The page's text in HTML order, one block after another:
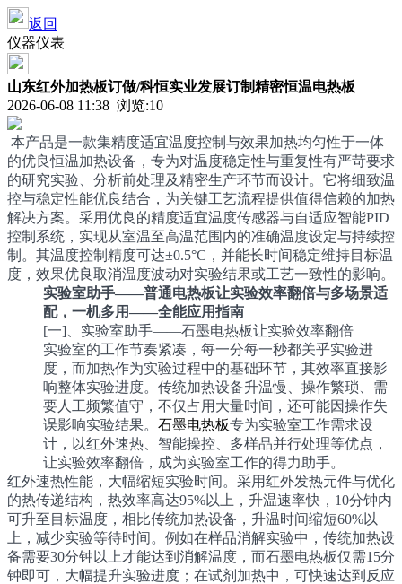
返回
仪器仪表
山东红外加热板订做/科恒实业发展订制精密恒温电热板
2026-06-08 11:38 浏览:10
本产品是一款集精度适宜温度控制与效果加热均匀性于一体
的优良恒温加热设备，专为对温度稳定性与重复性有严苛要求
的研究实验、分析前处理及精密生产环节而设计。它将细致温
控与稳定性能优良结合，为关键工艺流程提供值得信赖的加热
解决方案。采用优良的精度适宜温度传感器与自适应智能PID
控制系统，实现从室温至高温范围内的准确温度设定与持续控
制。其温度控制精度可达±0.5°C，并能长时间稳定维持目标温
度，效果优良取消温度波动对实验结果或工艺一致性的影响。
实验室助手——普通电热板让实验效率翻倍与多场景适
配，一机多用——全能应用指南
[一]、实验室助手——石墨电热板让实验效率翻倍
实验室的工作节奏紧凑，每一分每一秒都关乎实验进
度，而加热作为实验过程中的基础环节，其效率直接影
响整体实验进度。传统加热设备升温慢、操作繁琐、需
要人工频繁值守，不仅占用大量时间，还可能因操作失
误影响实验结果。 石墨电热板专为实验室工作需求设
计，以红外速热、智能操控、多样品并行处理等优点，
让实验效率翻倍，成为实验室工作的得力助手。
红外速热性能，大幅缩短实验时间。采用红外发热元件与优化
的热传递结构，热效率高达95%以上，升温速率快，10分钟内
可升至目标温度，相比传统加热设备，升温时间缩短60%以
上，减少实验等待时间。例如在样品消解实验中，传统加热设
备需要30分钟以上才能达到消解温度，而石墨电热板仅需15分
钟即可，大幅提升实验进度；在试剂加热中，可快速达到反应